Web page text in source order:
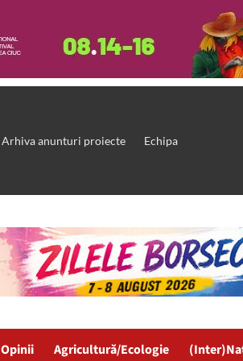
Arhiva anunturi proiecte Echipa
Opinii Agricultură/Ecologie